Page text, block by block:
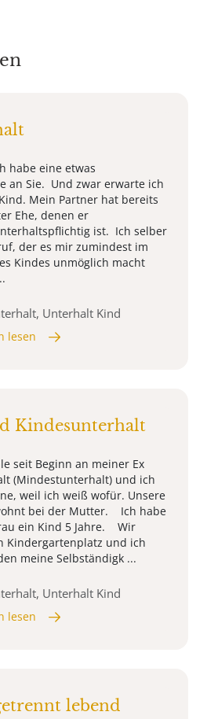
habe eine etwas
an Sie. Und zwar erwarte ich
Mein Partner hat bereits
Ehe, denen er
ist. Ich selber
der es mir zumindest im
Kindes unmöglich macht
Unterhalt Kind
lesen
Kindesunterhalt
seit Beginn an meiner Ex
(Mindestunterhalt) und ich
weil ich weiß wofür. Unsere
bei der Mutter. Ich habe
ein Kind 5 Jahre. Wir
Kindergartenplatz und ich
meine Selbständigk ...
Unterhalt Kind
lesen
lebend